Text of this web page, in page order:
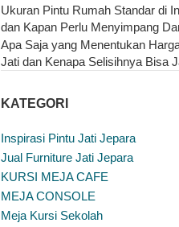
Ukuran Pintu Rumah Standar di
dan Kapan Perlu Menyimpang
Apa Saja yang Menentukan
Jati dan Kenapa Selisihnya Bisa
KATEGORI
Inspirasi Pintu Jati Jepara
Jual Furniture Jati Jepara
KURSI MEJA CAFE
MEJA CONSOLE
Meja Kursi Sekolah